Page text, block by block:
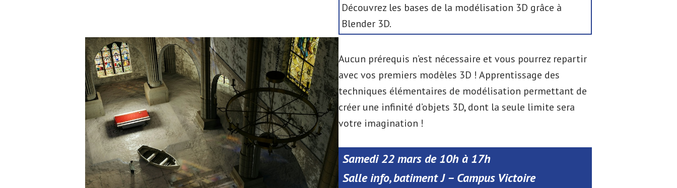
Découvrez les bases de la modélisation 3D grâce à
Blender 3D.
Aucun prérequis n’est nécessaire et vous pourrez repartir
avec vos premiers modèles 3D ! Apprentissage des
techniques élémentaires de modélisation permettant de
créer une infinité d’objets 3D, dont la seule limite sera
votre imagination !
Samedi 22 mars de 10h à 17h
Salle info, batiment J – Campus Victoire